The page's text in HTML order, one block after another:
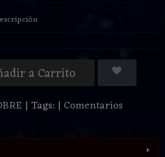
a Carrito
| Tags: | Comentarios